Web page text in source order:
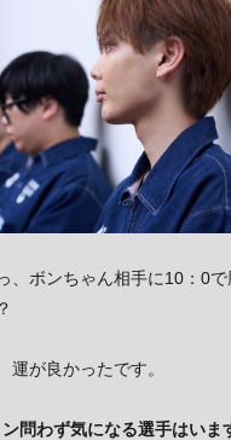
、ボンちゃん相手に10：0
運が良かったです。
問わず気になる選手はいま